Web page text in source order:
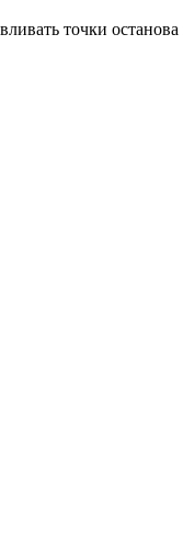
точки останова